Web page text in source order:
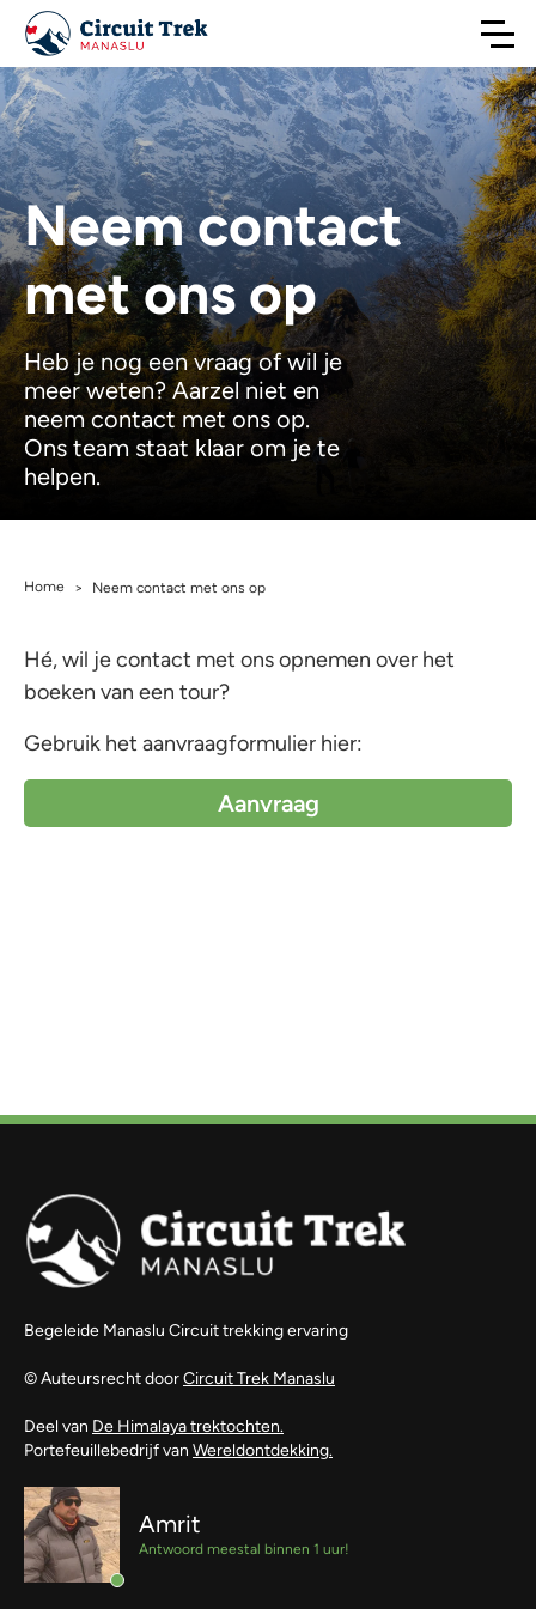
Neem contact
met ons op
Heb je nog een vraag of wil je
meer weten? Aarzel niet en
neem contact met ons op.
Ons team staat klaar om je te
helpen.
Home > Neem contact met ons op
Hé, wil je contact met ons opnemen over het
boeken van een tour?
Gebruik het aanvraagformulier hier:
Aanvraag
Begeleide Manaslu Circuit trekking ervaring
© Auteursrecht doorCircuit Trek Manaslu
Deel van De Himalaya trektochten.
Portefeuillebedrijf van Wereldontdekking.
Amrit
Antwoord meestal binnen 1 uur!